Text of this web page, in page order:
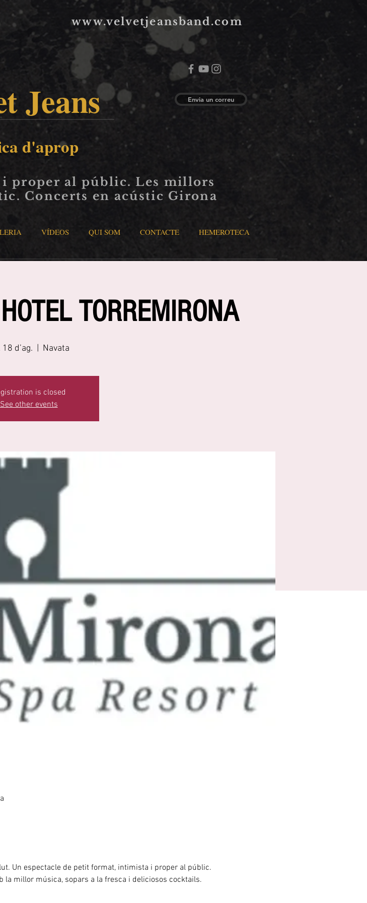
www.velvetjeansband.com
Jeans Envia un correu
d'aprop
proper al públic. Les millors
Concerts en acústic Girona
VÍDEOS QUI SOM CONTACTE HEMEROTECA
TORREMIRONA
18 d’ag. Navata
is closed
See other events
Un espectacle de petit format, intimista i proper al públic.
la millor música, sopars a la fresca i deliciosos cocktails.